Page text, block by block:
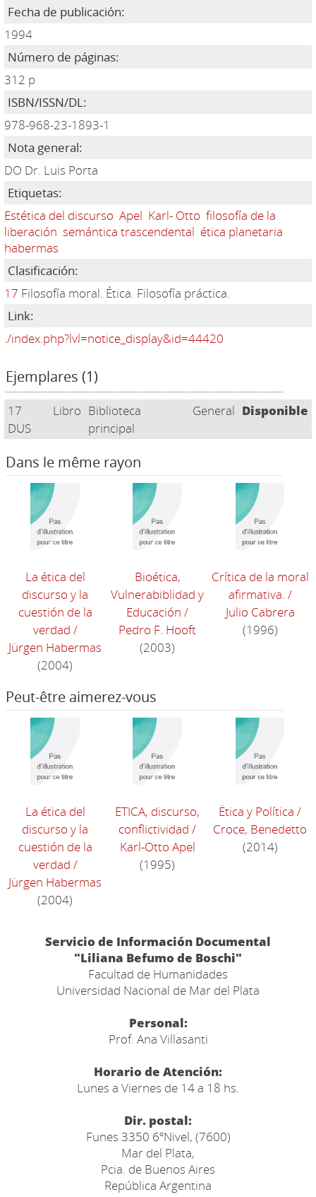
Fecha de publicación:
1994
Número de páginas:
312 p
ISBN/ISSN/DL:
978-968-23-1893-1
Nota general:
DO Dr. Luis Porta
Etiquetas:
Estética del discurso Apel Karl- Otto filosofía de la
liberación semántica trascendental ética planetaria
habermas
Clasificación:
17 Filosofía moral. Ética. Filosofía práctica.
Link:
./index.php?lvl=notice_display&id=44420
Ejemplares (1)
17
DUS
Libro Biblioteca
principal
General Disponible
Dans le même rayon
La ética del
discurso y la
cuestión de la
verdad /
Jürgen Habermas
(2004)
Bioética,
Vulnerabiblidad y
Educación /
Pedro F. Hooft
(2003)
Crítica de la moral
afirmativa. /
Julio Cabrera
(1996)
Peut-être aimerez-vous
La ética del
discurso y la
cuestión de la
verdad /
Jürgen Habermas
(2004)
ETICA, discurso,
conflictividad /
Karl-Otto Apel
(1995)
Ëtica y Política /
Croce, Benedetto
(2014)
Servicio de Información Documental
"Liliana Befumo de Boschi"
Facultad de Humanidades
Universidad Nacional de Mar del Plata
Personal:
Prof. Ana Villasanti
Horario de Atención:
Lunes a Viernes de 14 a 18 hs.
Dir. postal:
Funes 3350 6ºNivel, (7600)
Mar del Plata,
Pcia. de Buenos Aires
República Argentina